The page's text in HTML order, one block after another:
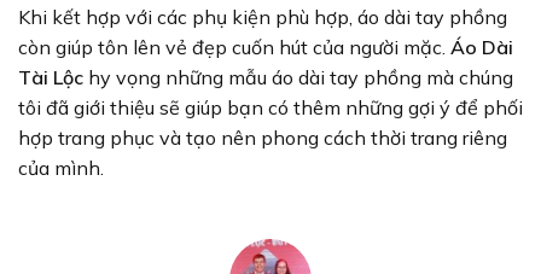
Khi kết hợp với các phụ kiện phù hợp, áo dài tay phồng
còn giúp tôn lên vẻ đẹp cuốn hút của người mặc. Áo Dài
Tài Lộc hy vọng những mẫu áo dài tay phồng mà chúng
tôi đã giới thiệu sẽ giúp bạn có thêm những gợi ý để phối
hợp trang phục và tạo nên phong cách thời trang riêng
của mình.